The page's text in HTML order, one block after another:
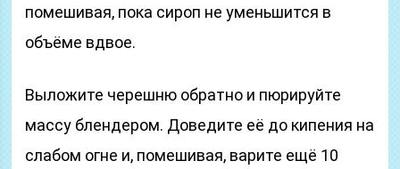
помешивая, пока сироп не уменьшится в
объёме вдвое.
Выложите черешню обратно и пюрируйте
массу блендером. Доведите её до кипения на
слабом огне и, помешивая, варите ещё 10